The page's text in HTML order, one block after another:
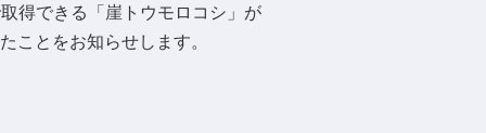
得できる「崖トウモロコシ」が
ことをお知らせします。